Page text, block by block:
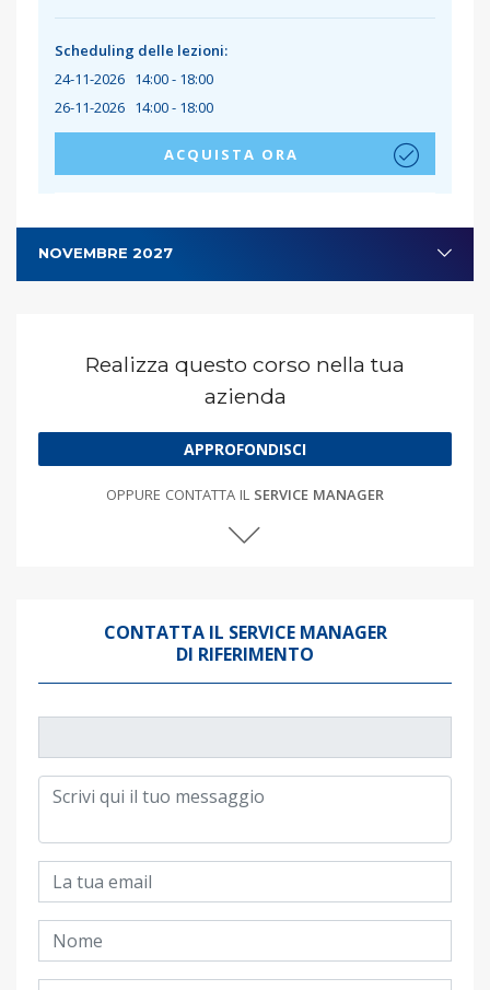
Scheduling delle lezioni:
24-11-2026 14:00 - 18:00
26-11-2026 14:00 - 18:00
ACQUISTA ORA
NOVEMBRE 2027
Realizza questo corso nella tua
azienda
APPROFONDISCI
OPPURE CONTATTA IL SERVICE MANAGER
CONTATTA IL SERVICE MANAGER
DI RIFERIMENTO